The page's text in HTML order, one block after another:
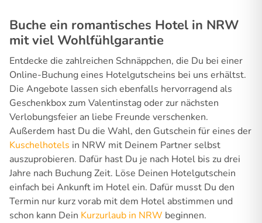
Buche ein romantisches Hotel in NRW
mit viel Wohlfühlgarantie
Entdecke die zahlreichen Schnäppchen, die Du bei einer
Online-Buchung eines Hotelgutscheins bei uns erhältst.
Die Angebote lassen sich ebenfalls hervorragend als
Geschenkbox zum Valentinstag oder zur nächsten
Verlobungsfeier an liebe Freunde verschenken.
Außerdem hast Du die Wahl, den Gutschein für eines der
Kuschelhotels in NRW mit Deinem Partner selbst
auszuprobieren. Dafür hast Du je nach Hotel bis zu drei
Jahre nach Buchung Zeit. Löse Deinen Hotelgutschein
einfach bei Ankunft im Hotel ein. Dafür musst Du den
Termin nur kurz vorab mit dem Hotel abstimmen und
schon kann Dein Kurzurlaub in NRW beginnen.